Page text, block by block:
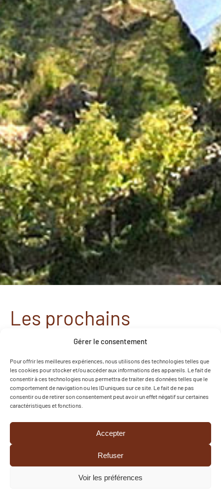
Gérer le consentement
Pour offrir les meilleures expériences, nous utilisons des technologies telles que
les cookies pour stocker et/ou accéder aux informations des appareils. Le fait de
consentir à ces technologies nous permettra de traiter des données telles que le
comportement de navigation ou les ID uniques sur ce site. Le fait de ne pas
consentir ou de retirer son consentement peut avoir un effet négatif sur certaines
caractéristiques et fonctions.
Accepter
Refuser
Voir les préférences
Les prochains
événements à la
Colporteuse
VOIR TOUS LES ÉVÉNEMENTS
28 août 2026
Découverte des abeilles en famille